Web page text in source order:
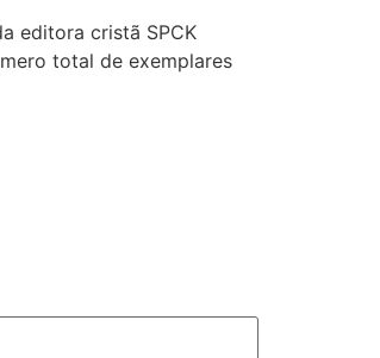
editora cristã SPCK
total de exemplares